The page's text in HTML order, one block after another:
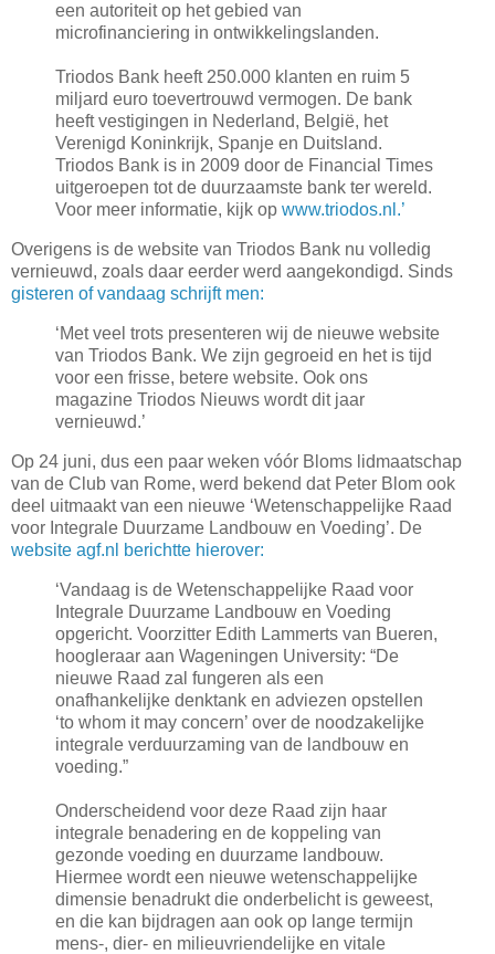
een autoriteit op het gebied van
microfinanciering in ontwikkelingslanden.
Triodos Bank heeft 250.000 klanten en ruim 5
miljard euro toevertrouwd vermogen. De bank
heeft vestigingen in Nederland, België, het
Verenigd Koninkrijk, Spanje en Duitsland.
Triodos Bank is in 2009 door de Financial Times
uitgeroepen tot de duurzaamste bank ter wereld.
Voor meer informatie, kijk op www.triodos.nl.’
Overigens is de website van Triodos Bank nu volledig
vernieuwd, zoals daar eerder werd aangekondigd. Sinds
gisteren of vandaag schrijft men:
‘Met veel trots presenteren wij de nieuwe website
van Triodos Bank. We zijn gegroeid en het is tijd
voor een frisse, betere website. Ook ons
magazine Triodos Nieuws wordt dit jaar
vernieuwd.’
Op 24 juni, dus een paar weken vóór Bloms lidmaatschap
van de Club van Rome, werd bekend dat Peter Blom ook
deel uitmaakt van een nieuwe ‘Wetenschappelijke Raad
voor Integrale Duurzame Landbouw en Voeding’. De
website agf.nl berichtte hierover:
‘Vandaag is de Wetenschappelijke Raad voor
Integrale Duurzame Landbouw en Voeding
opgericht. Voorzitter Edith Lammerts van Bueren,
hoogleraar aan Wageningen University: “De
nieuwe Raad zal fungeren als een
onafhankelijke denktank en adviezen opstellen
‘to whom it may concern’ over de noodzakelijke
integrale verduurzaming van de landbouw en
voeding.”
Onderscheidend voor deze Raad zijn haar
integrale benadering en de koppeling van
gezonde voeding en duurzame landbouw.
Hiermee wordt een nieuwe wetenschappelijke
dimensie benadrukt die onderbelicht is geweest,
en die kan bijdragen aan ook op lange termijn
mens-, dier- en milieuvriendelijke en vitale